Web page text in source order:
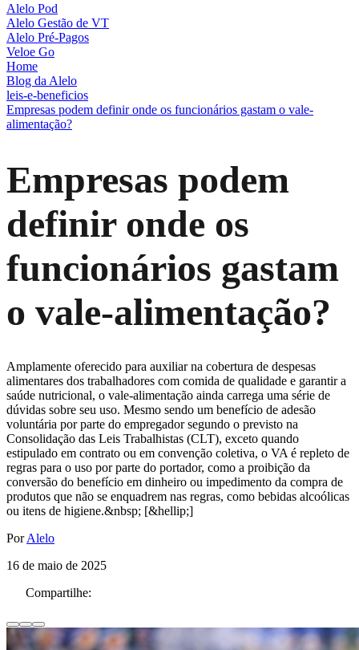
Alelo Pod
Alelo Gestão de VT
Alelo Pré-Pagos
Veloe Go
Home
Blog da Alelo
leis-e-beneficios
Empresas podem definir onde os funcionários gastam o vale-
alimentação?
Empresas podem
definir onde os
funcionários gastam
o vale-alimentação?
Amplamente oferecido para auxiliar na cobertura de despesas
alimentares dos trabalhadores com comida de qualidade e garantir a
saúde nutricional, o vale-alimentação ainda carrega uma série de
dúvidas sobre seu uso. Mesmo sendo um benefício de adesão
voluntária por parte do empregador segundo o previsto na
Consolidação das Leis Trabalhistas (CLT), exceto quando
estipulado em contrato ou em convenção coletiva, o VA é repleto de
regras para o uso por parte do portador, como a proibição da
conversão do benefício em dinheiro ou impedimento da compra de
produtos que não se enquadrem nas regras, como bebidas alcoólicas
ou itens de higiene.&nbsp; [&hellip;]
PorAlelo
16 de maio de 2025
Compartilhe: